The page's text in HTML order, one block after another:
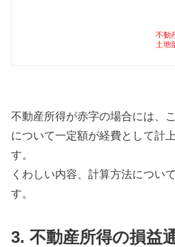
不動産所得が赤字の場合には、
について一定額が経費として計
す。
くわしい内容、計算方法につい
す。
3. 不動産所得の損益